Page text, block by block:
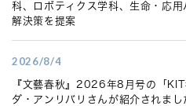
科、ロボティクス学科、生命・応
解決策を提案
2026/8/4
『文藝春秋』2026年8月号の「
ダ・アンリバリさんが紹介されまし